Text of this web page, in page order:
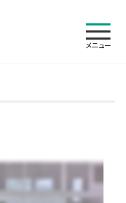
メニ
メニュー
展示会装飾 専門店
のぼり旗 専門店